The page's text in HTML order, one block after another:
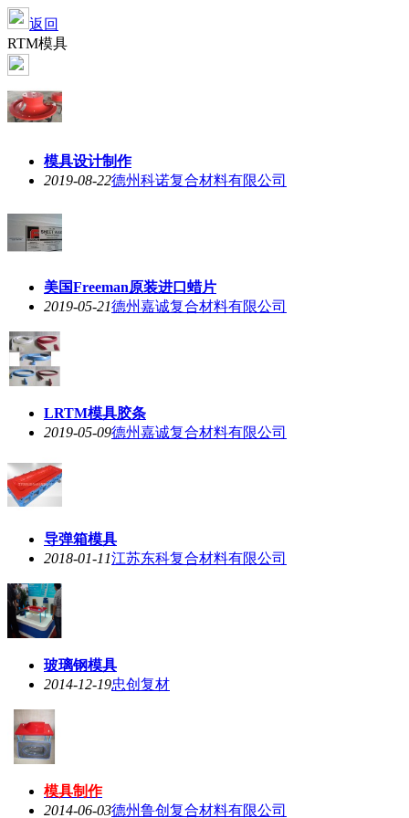
返回
RTM模具
模具设计制作
2019-08-22德州科诺复合材料有限公司
美国Freeman原装进口蜡片
2019-05-21德州嘉诚复合材料有限公司
LRTM模具胶条
2019-05-09德州嘉诚复合材料有限公司
导弹箱模具
2018-01-11江苏东科复合材料有限公司
玻璃钢模具
2014-12-19忠创复材
模具制作
2014-06-03德州鲁创复合材料有限公司